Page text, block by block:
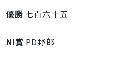
優勝 七百六十五
NI賞 PD野郎